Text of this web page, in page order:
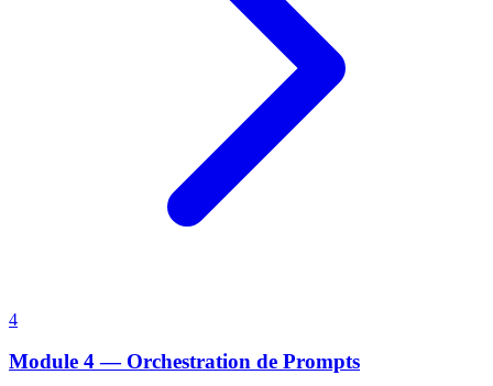
4
Module 4 — Orchestration de Prompts